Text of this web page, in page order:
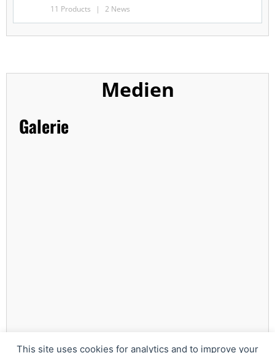
This site uses cookies for analytics and to improve your
11 Products 2 News
Medien
Galerie